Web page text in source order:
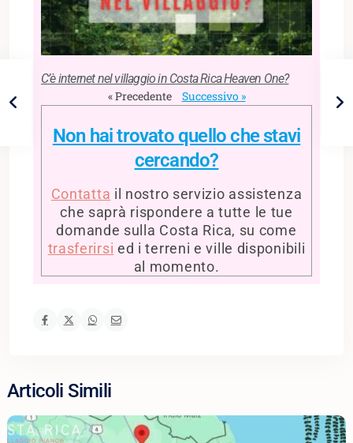
C’è internet nel villaggio in Costa Rica Heaven One?
« Precedente
Successivo »
Non hai trovato quello che stavi
cercando?
Contatta il nostro servizio assistenza
che saprà rispondere a tutte le tue
domande sulla Costa Rica, su come
trasferirsi ed i terreni e ville disponibili
al momento.
Articoli Simili